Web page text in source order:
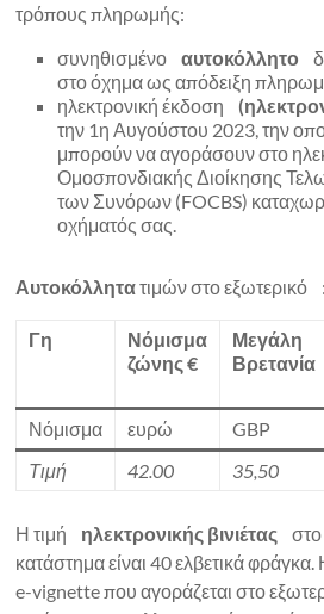
τρόπους πληρωμής:
συνηθισμένοαυτοκόλλητο
στο όχημα ως απόδειξη
ηλεκτρονική έκδοση
την 1η Αυγούστου 2023, την
μπορούν να αγοράσουν στο
Ομοσπονδιακής Διοίκησης
των Συνόρων (FOCBS)
οχήματός σας.
Αυτοκόλλητατιμών στο εξωτερικό :
Γη
Νόμισμα
ζώνης €
Μεγάλη
Βρετανία
Νόμισμα
ευρώ GBP
Τιμή
42.00 35,50
Η τιμή ηλεκτρονικής βινιέτας στο
κατάστημα είναι 40 ελβετικά
e-vignette που αγοράζεται στο